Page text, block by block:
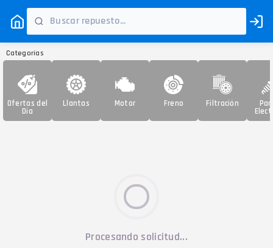
Categorías
Ofertas del
Día
Llantas Motor Freno Filtración
Procesando solicitud...